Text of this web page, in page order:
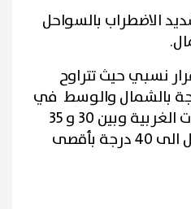
الاضطراب بالسواحل
نسبي حيث تتراوح
بين 24 و 29 درجة بالشمال والوسط في
حدود 20 درجة بالمرتفعات الغربية وبين 30 و 35
درجة ببقية الجهات وتصل الى 40 درجة بأقصى